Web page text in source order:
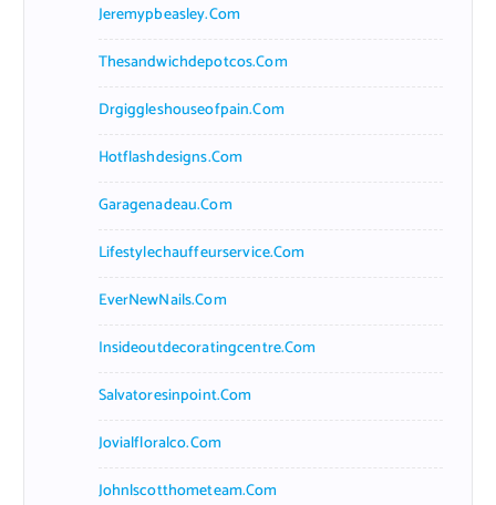
Jeremypbeasley.com
Thesandwichdepotcos.com
Drgiggleshouseofpain.com
Hotflashdesigns.com
Garagenadeau.com
Lifestylechauffeurservice.com
EverNewNails.com
Insideoutdecoratingcentre.com
Salvatoresinpoint.com
Jovialfloralco.com
Johnlscotthometeam.com